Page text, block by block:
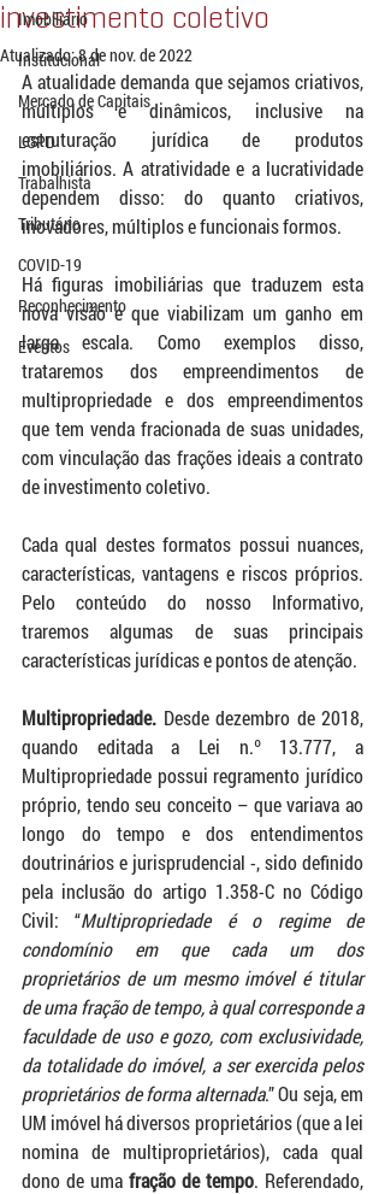
Imobiliário
Institucional
Mercado de Capitais
LGPD
Trabalhista
Tributário
COVID-19
Reconhecimento
Eventos
investimento coletivo
Atualizado:8 de nov. de 2022
A atualidade demanda que sejamos criativos,
múltiplos e dinâmicos, inclusive na
estruturação jurídica de produtos
imobiliários. A atratividade e a lucratividade
dependem disso: do quanto criativos,
inovadores, múltiplos e funcionais formos.
Há figuras imobiliárias que traduzem esta
nova visão e que viabilizam um ganho em
larga escala. Como exemplos disso,
trataremos dos empreendimentos de
multipropriedade e dos empreendimentos
que tem venda fracionada de suas unidades,
com vinculação das frações ideais a contrato
de investimento coletivo.
Cada qual destes formatos possui nuances,
características, vantagens e riscos próprios.
Pelo conteúdo do nosso Informativo,
traremos algumas de suas principais
características jurídicas e pontos de atenção.
Multipropriedade. Desde dezembro de 2018,
quando editada a Lei n.º 13.777, a
Multipropriedade possui regramento jurídico
próprio, tendo seu conceito – que variava ao
longo do tempo e dos entendimentos
doutrinários e jurisprudencial -, sido definido
pela inclusão do artigo 1.358-C no Código
Civil: “Multipropriedade é o regime de
condomínio em que cada um dos
proprietários de um mesmo imóvel é titular
de uma fração de tempo, à qual corresponde a
faculdade de uso e gozo, com exclusividade,
da totalidade do imóvel, a ser exercida pelos
proprietários de forma alternada.” Ou seja, em
UM imóvel há diversos proprietários (que a lei
nomina de multiproprietários), cada qual
dono de uma fração de tempo. Referendado,